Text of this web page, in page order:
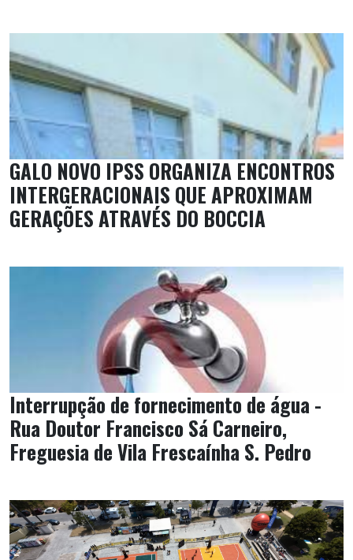
GALO NOVO IPSS ORGANIZA ENCONTROS
INTERGERACIONAIS QUE APROXIMAM
GERAÇÕES ATRAVÉS DO BOCCIA
Interrupção de fornecimento de água -
Rua Doutor Francisco Sá Carneiro,
Freguesia de Vila Frescaínha S. Pedro